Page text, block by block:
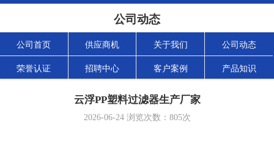
公司动态
公司首页 供应商机 关于我们 公司动态
荣誉认证 招聘中心 客户案例 产品知识
云浮PP塑料过滤器生产厂家
2026-06-24浏览次数： 805次